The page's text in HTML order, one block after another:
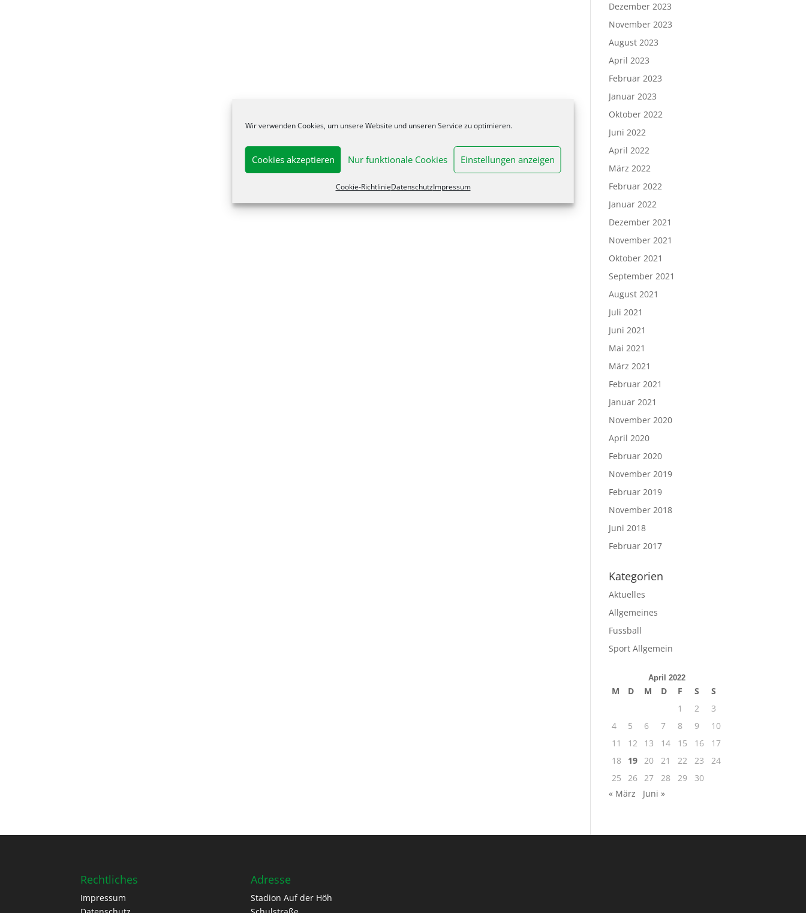
Wir verwenden Cookies, um unsere Website und unseren Service zu optimieren.
Cookies akzeptieren Nur funktionale Cookies Einstellungen anzeigen
Cookie-RichtlinieDatenschutzImpressum
Dezember 2023
November 2023
August 2023
April 2023
Februar 2023
Januar 2023
Oktober 2022
Juni 2022
April 2022
März 2022
Februar 2022
Januar 2022
Dezember 2021
November 2021
Oktober 2021
September 2021
August 2021
Juli 2021
Juni 2021
Mai 2021
März 2021
Februar 2021
Januar 2021
November 2020
April 2020
Februar 2020
November 2019
Februar 2019
November 2018
Juni 2018
Februar 2017
Kategorien
Aktuelles
Allgemeines
Fussball
Sport Allgemein
April 2022
M D M D F S
S
1
2
3
4
5 6 7 8 9
10
11
12 13 14 15 16
17
18
19 20 21 22 23
24
25
26 27 28 29
30
« März
Juni »
Rechtliches
Impressum
Adresse
Stadion Auf der Höh